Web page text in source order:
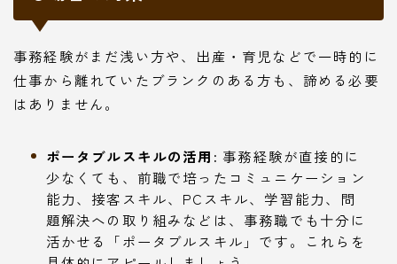
事務経験がまだ浅い方や、出産・育児などで一時的に
仕事から離れていたブランクのある方も、諦める必要
はありません。
ポータブルスキルの活用: 事務経験が直接的に
少なくても、前職で培ったコミュニケーション
能力、接客スキル、PCスキル、学習能力、問
題解決への取り組みなどは、事務職でも十分に
活かせる「ポータブルスキル」です。これらを